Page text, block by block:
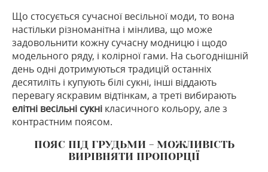
Що стосується сучасної весільної моди, то вона
настільки різноманітна і мінлива, що може
задовольнити кожну сучасну модницю і щодо
модельного ряду, і колірної гами. На сьогоднішній
день одні дотримуються традицій останніх
десятиліть і купують білі сукні, інші віддають
перевагу яскравим відтінкам, а треті вибирають
елітні весільні сукні класичного кольору, але з
контрастним поясом.
ПОЯС ПІД ГРУДЬМИ - МОЖЛИВІСТЬ
ВИРІВНЯТИ ПРОПОРЦІЇ